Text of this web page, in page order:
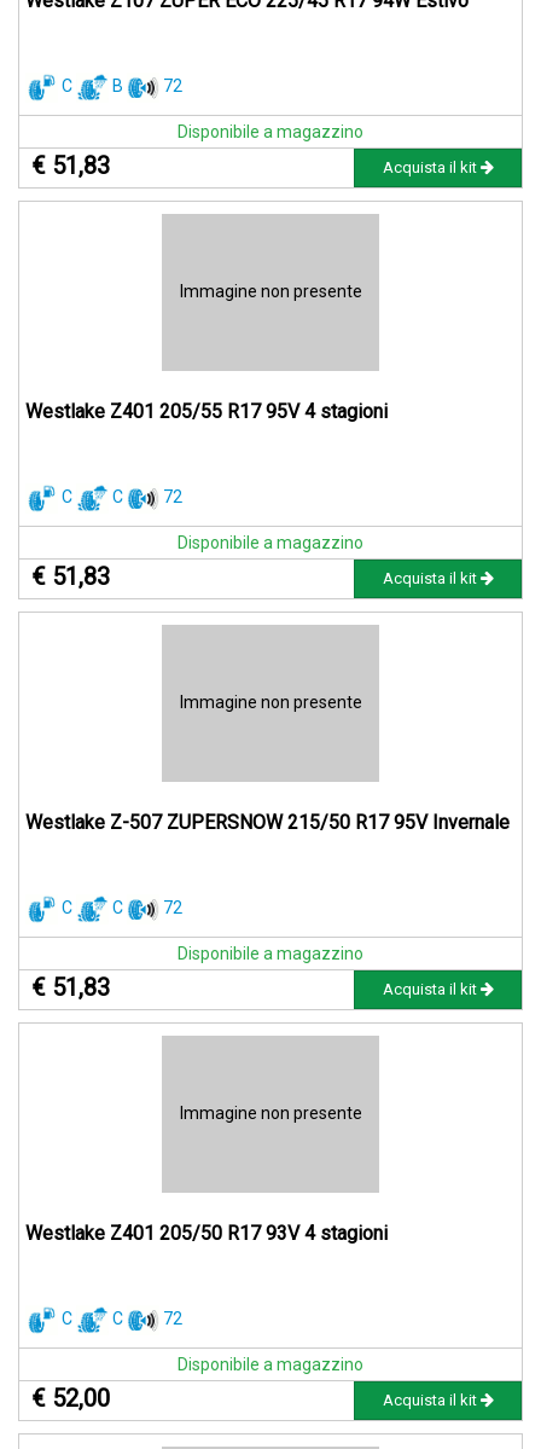
C B 72
Disponibile a magazzino
€ 51,83 Acquista il kit
Immagine non presente
Westlake Z401 205/55 R17 95V 4 stagioni
C C 72
Disponibile a magazzino
€ 51,83 Acquista il kit
Immagine non presente
Westlake Z-507 ZUPERSNOW 215/50 R17 95V Invernale
C C 72
Disponibile a magazzino
€ 51,83 Acquista il kit
Immagine non presente
Westlake Z401 205/50 R17 93V 4 stagioni
C C 72
Disponibile a magazzino
€ 52,00 Acquista il kit